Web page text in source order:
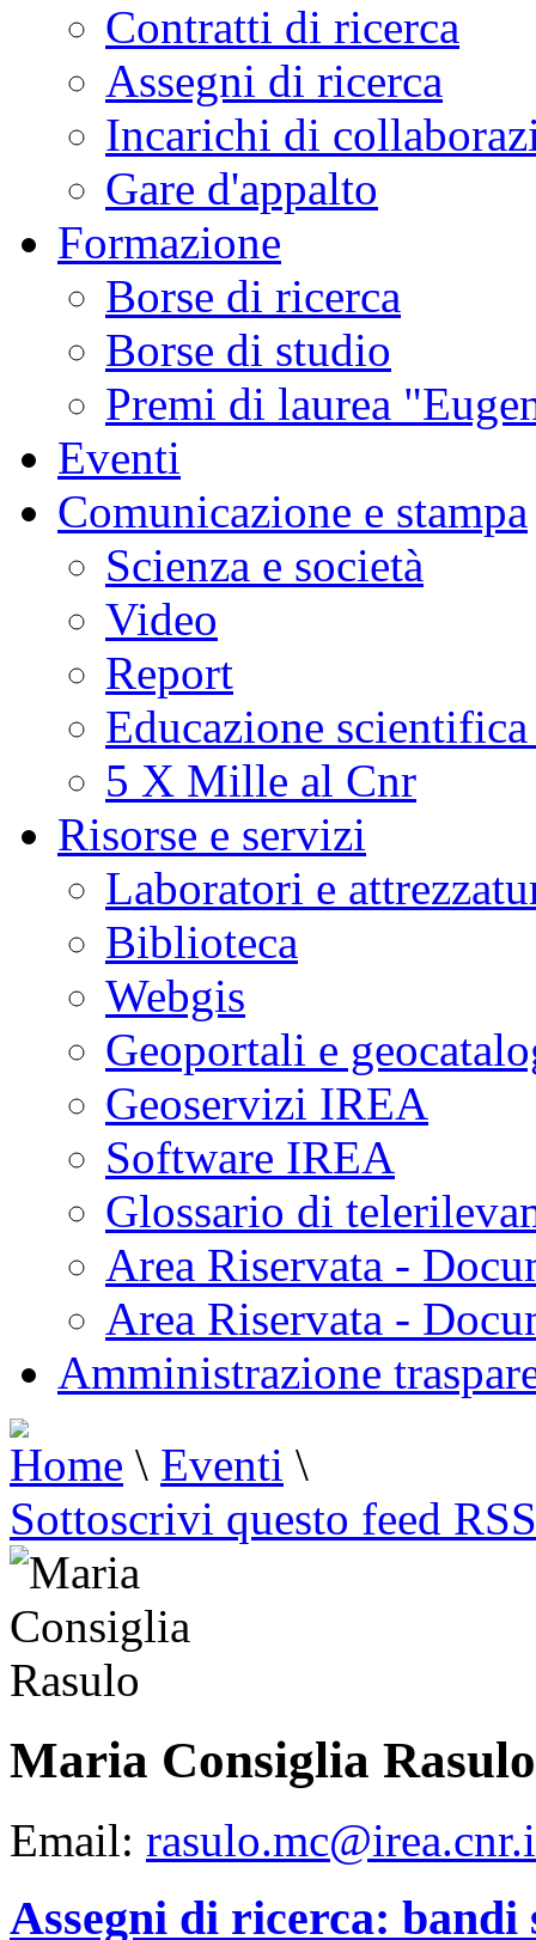
Contratti di ricerca
Assegni di ricerca
Incarichi di
Gare d'appalto
Formazione
Borse di ricerca
Borse di studio
Premi di laurea
Eventi
Comunicazione e stampa
Scienza e società
Video
Report
Educazione
5 X Mille al Cnr
Risorse e servizi
Laboratori e
Biblioteca
Webgis
Geoportali e
Geoservizi IREA
Software IREA
Glossario di
Area Riservata -
Area Riservata -
Amministrazione
Home \ Eventi \
Sottoscrivi questo feed RSS
Maria Consiglia Rasulo
Email:
Assegni di ricerca: bandi